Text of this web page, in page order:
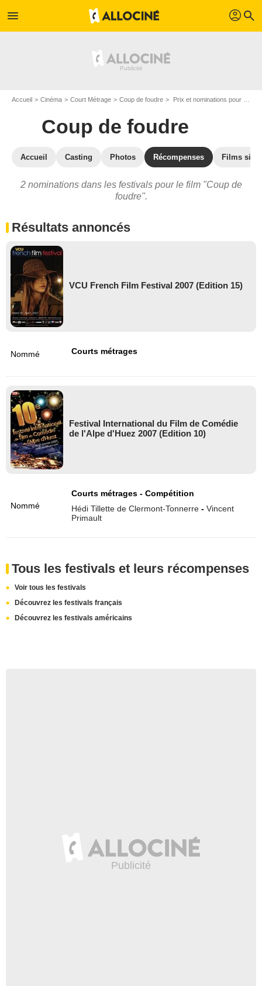
menu profil search
Accueil Cinéma Court Métrage Coup de foudre Prix et nominations pour Coup de foudre
Coup de foudre
Accueil Casting Photos Récompenses Films
2 nominations dans les festivals pour le film "Coup de
foudre".
Résultats annoncés
VCU French Film Festival 2007 (Edition 15)
Nommé Courts métrages
Festival International du Film de Comédie
de l'Alpe d'Huez 2007 (Edition 10)
Nommé
Courts métrages - Compétition
Hédi Tillette de Clermont-Tonnerre - Vincent
Primault
Tous les festivals et leurs récompenses
Voir tous les festivals
Découvrez les festivals français
Découvrez les festivals américains